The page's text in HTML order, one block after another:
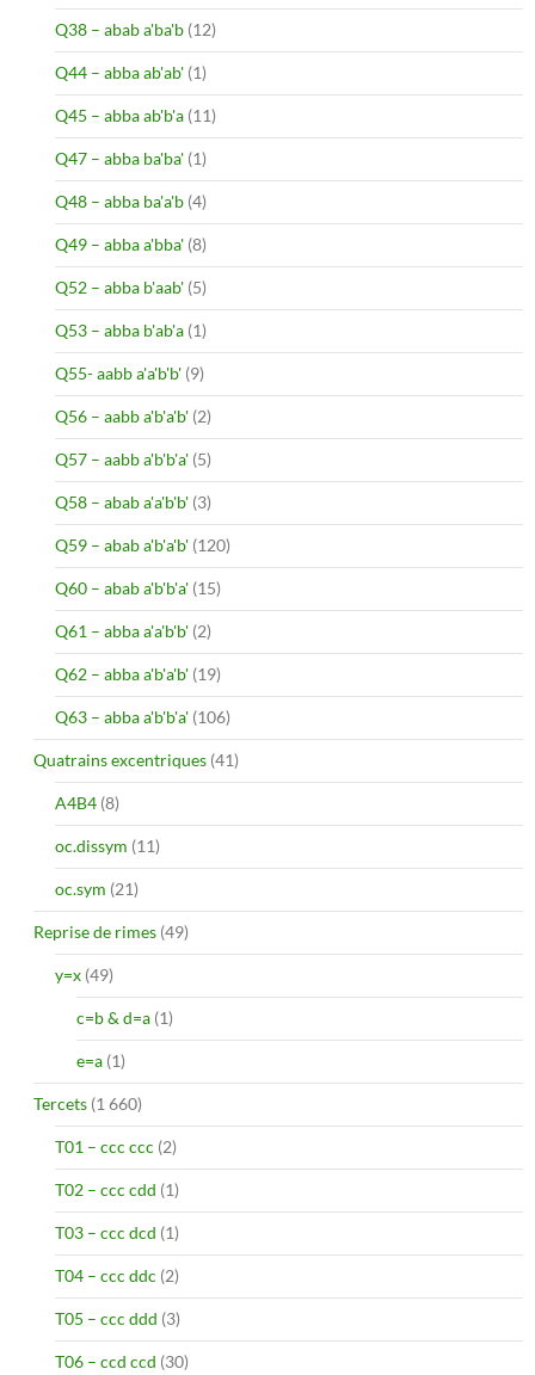
Q38 – abab a'ba'b (12)
Q44 – abba ab'ab' (1)
Q45 – abba ab'b'a (11)
Q47 – abba ba'ba' (1)
Q48 – abba ba'a'b (4)
Q49 – abba a'bba' (8)
Q52 – abba b'aab' (5)
Q53 – abba b'ab'a (1)
Q55- aabb a'a'b'b' (9)
Q56 – aabb a'b'a'b' (2)
Q57 – aabb a'b'b'a' (5)
Q58 – abab a'a'b'b' (3)
Q59 – abab a'b'a'b' (120)
Q60 – abab a'b'b'a' (15)
Q61 – abba a'a'b'b' (2)
Q62 – abba a'b'a'b' (19)
Q63 – abba a'b'b'a' (106)
Quatrains excentriques (41)
A4B4 (8)
oc.dissym (11)
oc.sym (21)
Reprise de rimes (49)
y=x (49)
c=b & d=a (1)
e=a (1)
Tercets (1 660)
T01 – ccc ccc (2)
T02 – ccc cdd (1)
T03 – ccc dcd (1)
T04 – ccc ddc (2)
T05 – ccc ddd (3)
T06 – ccd ccd (30)